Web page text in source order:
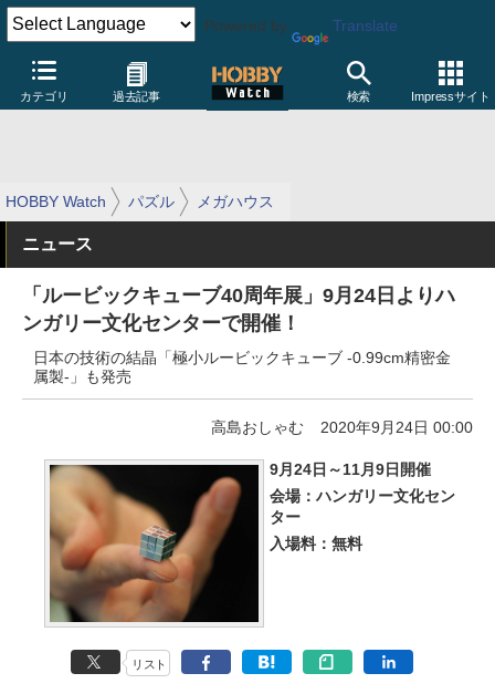
Powered by Translate
カテゴリ 過去記事 検索 Impressサイト
HOBBY Watch パズル メガハウス
ニュース
「ルービックキューブ40周年展」9月24日よりハ
ンガリー文化センターで開催！
日本の技術の結晶「極小ルービックキューブ -0.99cm精密金
属製-」も発売
高島おしゃむ 2020年9月24日 00:00
9月24日～11月9日開催
会場：ハンガリー文化セン
ター
入場料：無料
リスト